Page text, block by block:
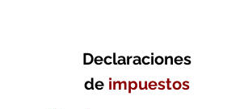
Declaraciones
de impuestos